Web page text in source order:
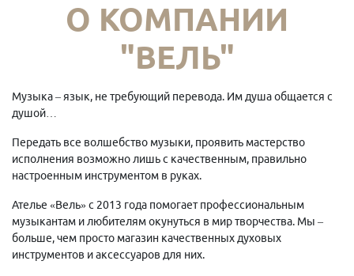
О КОМПАНИИ
"ВЕЛЬ"
Музыка – язык, не требующий перевода. Им душа общается с
душой…
Передать все волшебство музыки, проявить мастерство
исполнения возможно лишь с качественным, правильно
настроенным инструментом в руках.
Ателье «Вель» с 2013 года помогает профессиональным
музыкантам и любителям окунуться в мир творчества. Мы –
больше, чем просто магазин качественных духовых
инструментов и аксессуаров для них.